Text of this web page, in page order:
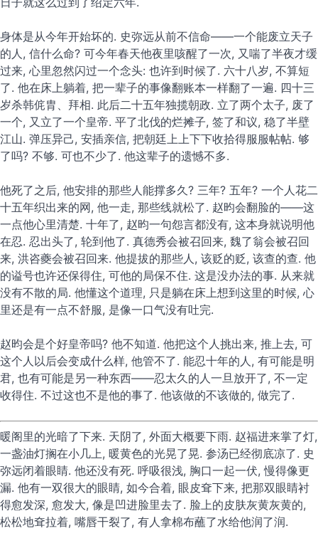
身体是从今年开始坏的. 史弥远从前不信命——一个能废立天子
的人, 信什么命? 可今年春天他夜里咳醒了一次, 又喘了半夜才缓
过来, 心里忽然闪过一个念头: 也许到时候了. 六十八岁, 不算短
了. 他在床上躺着, 把一辈子的事像翻账本一样翻了一遍. 四十三
岁杀韩侂胄、拜相. 此后二十五年独揽朝政. 立了两个太子, 废了
一个, 又立了一个皇帝. 平了北伐的烂摊子, 签了和议, 稳了半壁
江山. 弹压异己, 安插亲信, 把朝廷上上下下收拾得服服帖帖. 够
了吗? 不够. 可也不少了. 他这辈子的遗憾不多.
他死了之后, 他安排的那些人能撑多久? 三年? 五年? 一个人花二
十五年织出来的网, 他一走, 那些线就松了. 赵昀会翻脸的——这
一点他心里清楚. 十年了, 赵昀一句怨言都没有, 这本身就说明他
在忍. 忍出头了, 轮到他了. 真德秀会被召回来, 魏了翁会被召回
来, 洪咨夔会被召回来. 他提拔的那些人, 该贬的贬, 该查的查. 他
的谥号也许还保得住, 可他的局保不住. 这是没办法的事. 从来就
没有不散的局. 他懂这个道理, 只是躺在床上想到这里的时候, 心
里还是有一点不舒服, 是像一口气没有吐完.
赵昀会是个好皇帝吗? 他不知道. 他把这个人挑出来, 推上去, 可
这个人以后会变成什么样, 他管不了. 能忍十年的人, 有可能是明
君, 也有可能是另一种东西——忍太久的人一旦放开了, 不一定
收得住. 不过这也不是他的事了. 他该做的不该做的, 做完了.
暖阁里的光暗了下来. 天阴了, 外面大概要下雨. 赵福进来掌了灯,
一盏油灯搁在小几上, 暖黄色的光晃了晃. 参汤已经彻底凉了. 史
弥远闭着眼睛. 他还没有死. 呼吸很浅, 胸口一起一伏, 慢得像更
漏. 他有一双很大的眼睛, 如今合着, 眼皮耷下来, 把那双眼睛衬
得愈发深, 愈发大, 像是凹进脸里去了. 脸上的皮肤灰黄灰黄的,
松松地耷拉着, 嘴唇干裂了, 有人拿棉布蘸了水给他润了润.